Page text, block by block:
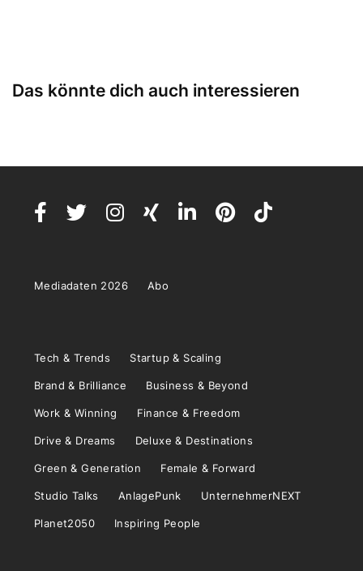
Das könnte dich auch interessieren
Mediadaten 2026 Abo
Tech & Trends Startup & Scaling
Brand & Brilliance Business & Beyond
Work & Winning Finance & Freedom
Drive & Dreams Deluxe & Destinations
Green & Generation Female & Forward
Studio Talks AnlagePunk UnternehmerNEXT
Planet2050 Inspiring People